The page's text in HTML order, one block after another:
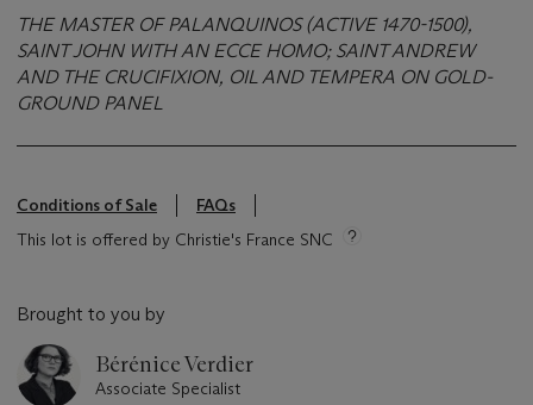
THE MASTER OF PALANQUINOS (ACTIVE 1470-1500),
SAINT JOHN WITH AN ECCE HOMO; SAINT ANDREW
AND THE CRUCIFIXION, OIL AND TEMPERA ON GOLD-
GROUND PANEL
Conditions of Sale
FAQs
This lot is offered by Christie's France SNC
Brought to you by
Bérénice Verdier
Associate Specialist